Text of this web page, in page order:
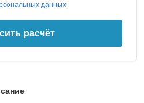
данных
расчёт